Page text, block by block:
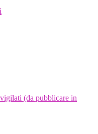
(da pubblicare in